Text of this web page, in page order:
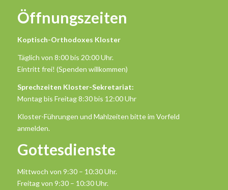
Öffnungszeiten
Koptisch-Orthodoxes Kloster
Täglich von 8:00 bis 20:00 Uhr.
Eintritt frei! (Spenden willkommen)
Sprechzeiten Kloster-Sekretariat:
Montag bis Freitag 8:30 bis 12:00 Uhr
Kloster-Führungen und Mahlzeiten bitte im Vorfeld
anmelden.
Gottesdienste
Mittwoch von 9:30 – 10:30 Uhr.
Freitag von 9:30 – 10:30 Uhr.